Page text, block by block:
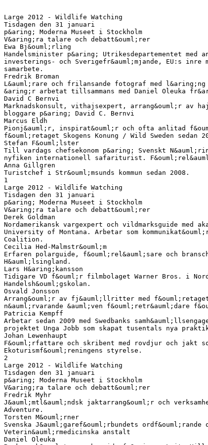
Large 2012 - Wildlife Watching
Tisdagen den 31 januari
p&aring; Moderna Museet i Stockholm
V&aring;ra talare och debatt&ouml;rer
Ewa Bj&ouml;rling
Handelsminister p&aring; Utrikesdepartementet
investerings- och Sverigefr&auml;mjande, EU:s inre
samarbete.
Fredrik Broman
L&auml;rare och frilansande fotograf med
&aring;r arbetat tillsammans med Daniel Oleuka
David C Bernvi
Marknadskonsult, vithajsexpert, arrang&ouml;r
bloggare p&aring; David C. Bernvi
Marcus Eldh
Pionj&auml;r, inspirat&ouml;r och ofta anlitad
f&ouml;retaget Skogens Konung / Wild Sweden sedan
Stefan F&ouml;lster
Till vardags chefsekonom p&aring; Svenskt
nyfiken internationell safariturist.
Anna Gillgren
Turistchef i Str&ouml;msunds kommun sedan 2008.
1
Large 2012 - Wildlife Watching
Tisdagen den 31 januari
p&aring; Moderna Museet i Stockholm
V&aring;ra talare och debatt&ouml;rer
Derek Goldman
Nordamerikansk vargexpert och vildmarksguide med
University of Montana. Arbetar som
Coalition.
Cecilia Hed-Malmstr&ouml;m
Erfaren polarguide, f&ouml;rel&auml;sare och
H&auml;lsingland.
Lars H&aring;kansson
Tidigare VD f&ouml;r filmbolaget Warner Bros. i
Handelsh&ouml;gskolan.
Osvald Jonsson
Arrang&ouml;r av fj&auml;llritter med
n&auml;rvarande &auml;ven f&ouml;retr&auml;dare
Patricia Kempff
Arbetar sedan 2009 med Swedbanks
projektet Unga Jobb som skapat tusentals nya
Johan Lewenhaupt
F&ouml;rfattare och skribent med rovdjur och jakt
Ekoturismf&ouml;reningens styrelse.
2
Large 2012 - Wildlife Watching
Tisdagen den 31 januari
p&aring; Moderna Museet i Stockholm
V&aring;ra talare och debatt&ouml;rer
Fredrik Myhr
J&auml;mtl&auml;ndsk jaktarrang&ouml;r och
Adventure.
Torsten M&ouml;rner
Svenska J&auml;garef&ouml;rbundets
Veterin&auml;rmedicinska anstalt
Daniel Oleuka